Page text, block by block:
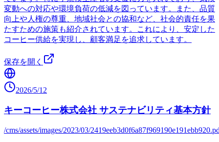
変動への対応や環境負荷の低減を図っています。また、品質
向上や人権の尊重、地域社会との協和など、社会的責任を果
たすための施策も紹介されています。これにより、安定した
コーヒー供給を実現し、顧客満足を追求しています。
保存を開く
2026/5/12
キーコーヒー株式会社 サステナビリティ基本方針
/cms/assets/images/2023/03/